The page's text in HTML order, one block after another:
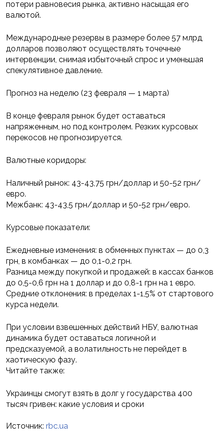
потери равновесия рынка, активно насыщая его
валютой.
Международные резервы в размере более 57 млрд
долларов позволяют осуществлять точечные
интервенции, снимая избыточный спрос и уменьшая
спекулятивное давление.
Прогноз на неделю (23 февраля — 1 марта)
В конце февраля рынок будет оставаться
напряженным, но под контролем. Резких курсовых
перекосов не прогнозируется.
Валютные коридоры:
Наличный рынок: 43-43,75 грн/доллар и 50-52 грн/
евро.
Межбанк: 43-43,5 грн/доллар и 50-52 грн/евро.
Курсовые показатели:
Ежедневные изменения: в обменных пунктах — до 0,3
грн, в комбанках — до 0,1-0,2 грн.
Разница между покупкой и продажей: в кассах банков
до 0,5-0,6 грн на 1 доллар и до 0,8-1 грн на 1 евро.
Средние отклонения: в пределах 1-1,5% от стартового
курса недели.
При условии взвешенных действий НБУ, валютная
динамика будет оставаться логичной и
предсказуемой, а волатильность не перейдет в
хаотическую фазу.
Читайте также:
Украинцы смогут взять в долг у государства 400
тысяч гривен: какие условия и сроки
Источник: rbc.ua